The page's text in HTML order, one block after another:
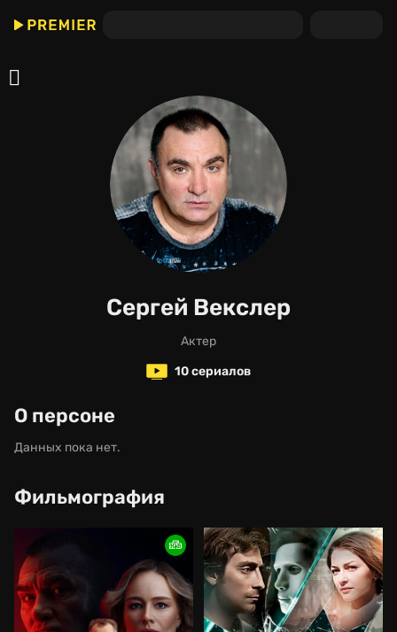
Сергей Векслер
актер
10 сериалов
О персоне
Данных пока нет.
Фильмография